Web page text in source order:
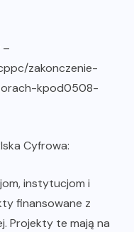
–
zakonczenie-
kpod0508-
Cyfrowa:
instytucjom i
finansowane z
Projekty te mają na